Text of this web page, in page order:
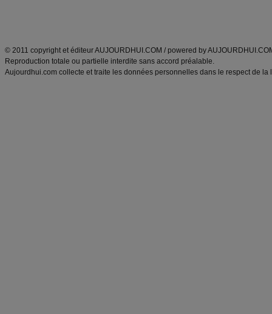
© 2011 copyright et éditeur AUJOURDHUI.COM / powered by
Reproduction totale ou partielle interdite sans accord préalable.
Aujourdhui.com collecte et traite les données personnelles dans le respect de